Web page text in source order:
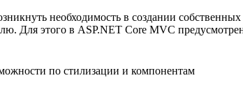
необходимость в создании
Для этого в ASP.NET Core MVC
по стилизации и компонентам